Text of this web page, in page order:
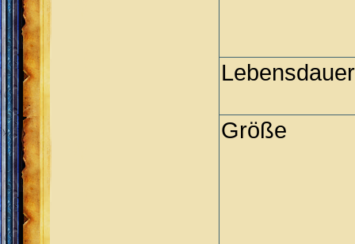
Lebensdauer
Größe